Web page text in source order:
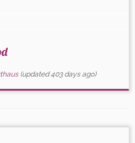
(updated 403 days ago)